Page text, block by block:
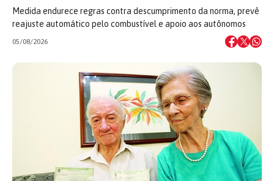
Medida endurece regras contra descumprimento da norma, prevê
reajuste automático pelo combustível e apoio aos autônomos
05/08/2026